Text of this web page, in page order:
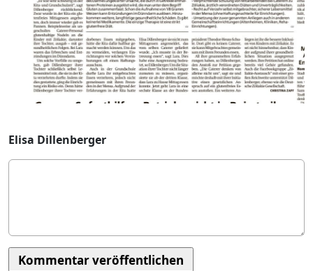
Elisa Dillenberger